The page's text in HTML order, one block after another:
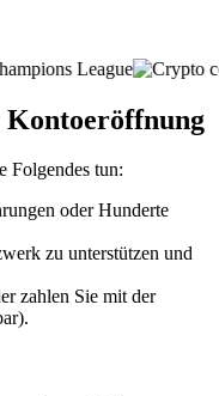
Kontoeröffnung
Folgendes tun:
oder Hunderte
zu unterstützen und
zahlen Sie mit der